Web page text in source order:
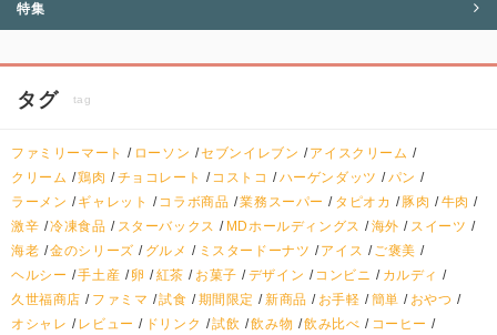
特集
タグ tag
ファミリーマート ローソン セブンイレブン
アイスクリーム
クリーム
鶏肉 チョコレート コストコ ハーゲンダッツ
パン
ラーメン
ギャレット コラボ商品 業務スーパー タピオカ 豚肉
牛肉
激辛 冷凍食品 スターバックス MDホールディングス 海外
スイーツ
海老 金のシリーズ グルメ ミスタードーナツ アイス
ご褒美
ヘルシー
手土産 卵 紅茶 お菓子 デザイン コンビニ
カルディ
久世福商店
ファミマ 試食 期間限定 新商品 お手軽 簡単
おやつ
オシャレ
レビュー ドリンク 試飲 飲み物 飲み比べ
コーヒー